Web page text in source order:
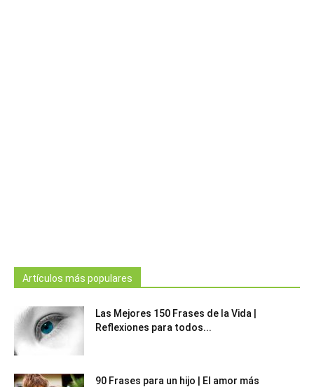
Artículos más populares
Las Mejores 150 Frases de la Vida |
Reflexiones para todos...
90 Frases para un hijo | El amor más